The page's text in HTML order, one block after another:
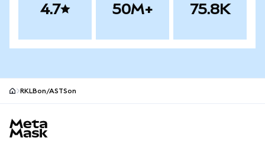
4.7 50M+ 75.8K
RKLBon/ASTSon